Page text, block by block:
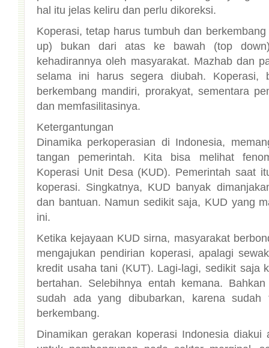
hal itu jelas keliru dan perlu dikoreksi.
Koperasi, tetap harus tumbuh dan
up) bukan dari atas ke bawah (top
kehadirannya oleh masyarakat. Mazhab dan
selama ini harus segera diubah. Koperasi,
berkembang mandiri, prorakyat, sementara
dan memfasilitasinya.
Ketergantungan
Dinamika perkoperasian di Indonesia,
tangan pemerintah. Kita bisa melihat
Koperasi Unit Desa (KUD). Pemerintah saat
koperasi. Singkatnya, KUD banyak
dan bantuan. Namun sedikit saja, KUD yang
ini.
Ketika kejayaan KUD sirna, masyarakat
mengajukan pendirian koperasi, apalagi
kredit usaha tani (KUT). Lagi-lagi, sedikit saja
bertahan. Selebihnya entah kemana.
sudah ada yang dibubarkan, karena
berkembang.
Dinamikan gerakan koperasi Indonesia
untuk pembangunan pada sektor marginal,
sektor informal yang masih bergerak dengan
teknologi dan informasi. Koperasi termasuk
memberikan kesempatan kepada sektor
dengan masyarakat modern. Karena pada
gerakan masyarakat, terdapat anggapan
timbul jika tidak ada program khusus dari
kebanyakan negara berkembang, peranan
yang mengakibatkan ketergantungan dan